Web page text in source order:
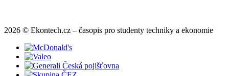
2026 © Ekontech.cz – časopis pro studenty techniky a ekonomie